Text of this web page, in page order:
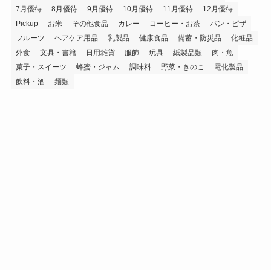
7月優待
8月優待 9月優待 10月優待 11月優待
12月優待
Pickup
お米 その他食品 カレー コーヒー・お茶
パン・ピザ
フルーツ
ヘアケア用品 乳製品 健康食品 備蓄・防災品
化粧品
外食
文具・書籍 日用雑貨 服飾 玩具 紙製品類
肉・魚
菓子・スイーツ
蜂蜜・ジャム 調味料 野菜・きのこ
電化製品
飲料・酒
麺類